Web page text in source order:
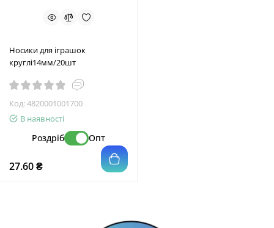
Носики для іграшок
круглі14мм/20шт
Код:4820001001700
В наявності
Роздріб Опт
27.60 ₴